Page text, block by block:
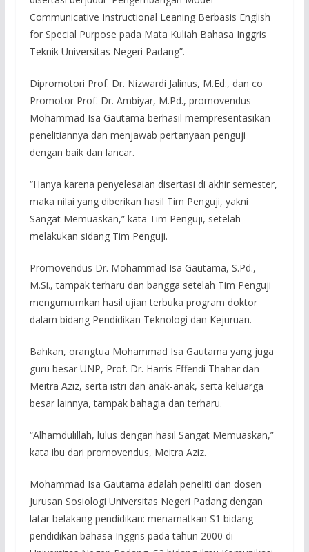
Communicative Instructional Leaning Berbasis English
for Special Purpose pada Mata Kuliah Bahasa Inggris
Teknik Universitas Negeri Padang”.
Dipromotori Prof. Dr. Nizwardi Jalinus, M.Ed., dan co
Promotor Prof. Dr. Ambiyar, M.Pd., promovendus
Mohammad Isa Gautama berhasil mempresentasikan
penelitiannya dan menjawab pertanyaan penguji
dengan baik dan lancar.
“Hanya karena penyelesaian disertasi di akhir semester,
maka nilai yang diberikan hasil Tim Penguji, yakni
Sangat Memuaskan,” kata Tim Penguji, setelah
melakukan sidang Tim Penguji.
Promovendus Dr. Mohammad Isa Gautama, S.Pd.,
M.Si., tampak terharu dan bangga setelah Tim Penguji
mengumumkan hasil ujian terbuka program doktor
dalam bidang Pendidikan Teknologi dan Kejuruan.
Bahkan, orangtua Mohammad Isa Gautama yang juga
guru besar UNP, Prof. Dr. Harris Effendi Thahar dan
Meitra Aziz, serta istri dan anak-anak, serta keluarga
besar lainnya, tampak bahagia dan terharu.
“Alhamdulillah, lulus dengan hasil Sangat Memuaskan,”
kata ibu dari promovendus, Meitra Aziz.
Mohammad Isa Gautama adalah peneliti dan dosen
Jurusan Sosiologi Universitas Negeri Padang dengan
latar belakang pendidikan: menamatkan S1 bidang
pendidikan bahasa Inggris pada tahun 2000 di